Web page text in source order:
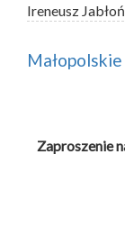
Ireneusz
Zaproszenie